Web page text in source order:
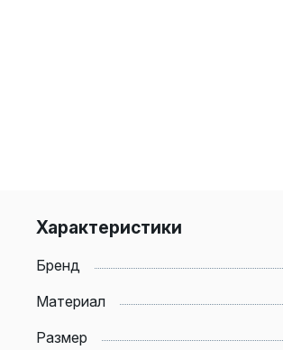
Характеристики
Бренд
Материал
Размер